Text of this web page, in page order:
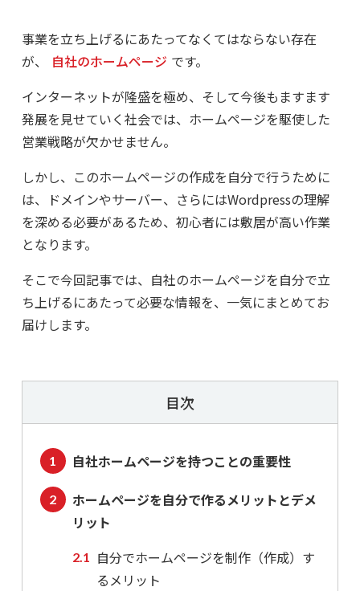
事業を立ち上げるにあたってなくてはならない存在
が、
自社のホームページ です。
インターネットが隆盛を極め、そして今後もますます
発展を見せていく社会では、ホームページを駆使した
営業戦略が欠かせません。
しかし、このホームページの作成を自分で行うために
は、ドメインやサーバー、さらにはWordpressの理解
を深める必要があるため、初心者には敷居が高い作業
となります。
そこで今回記事では、自社のホームページを自分で立
ち上げるにあたって必要な情報を、一気にまとめてお
届けします。
目次
自社ホームページを持つことの重要性
ホームページを自分で作るメリットとデメ
リット
自分でホームページを制作（作成）す
るメリット